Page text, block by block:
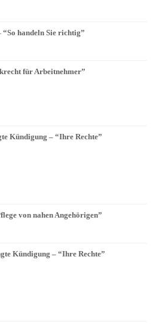
handeln Sie richtig”
für Arbeitnehmer”
Kündigung – “Ihre Rechte”
von nahen Angehörigen”
Kündigung – “Ihre Rechte”